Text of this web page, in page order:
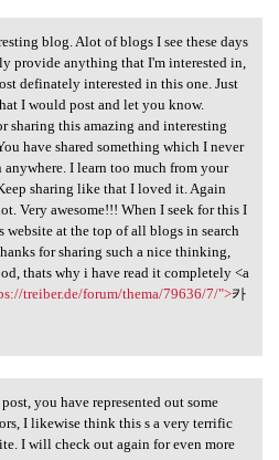
blog. Alot
blog. Alot of blogs I see these days
provide anything that I'm interested in,
definately interested in this one. Just
I would post and let you know.
sharing this amazing and interesting
have shared something which I never
anywhere. I learn too much from your
sharing like that I loved it. Again
Very awesome!!! When I seek for this I
website at the top of all blogs in search
for sharing such a nice thinking,
thats why i have read it completely <a
treiber.de/forum/thema/79636/7/">카
post, you have
you have represented out some
I likewise think this s a very terrific
I will check out again for even more